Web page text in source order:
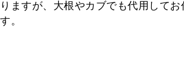
りますが、大根やカブでも代用してお
す。